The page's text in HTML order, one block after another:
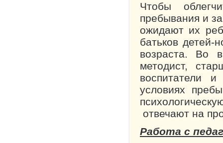
Чтобы
пребывания и
ожидают их
бать­ков детей-
возраста. Во
методист,
воспитатели
условиях
отвечают на
Работа с